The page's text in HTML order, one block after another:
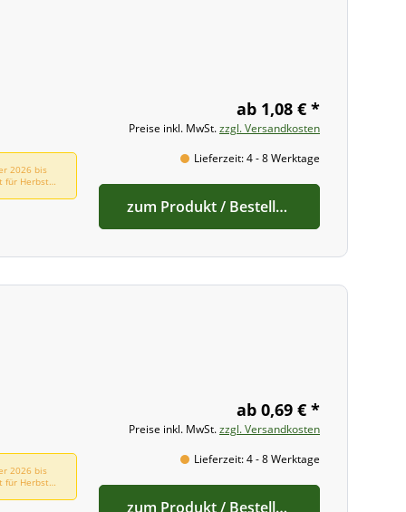
2026 bis
für Herbst
ab 1,08 € *
Preise inkl. MwSt.zzgl. Versandkosten
Lieferzeit: 4 - 8 Werktage
zum Produkt / Bestellen
2026 bis
für Herbst
ab 0,69 € *
Preise inkl. MwSt.zzgl. Versandkosten
Lieferzeit: 4 - 8 Werktage
zum Produkt / Bestellen